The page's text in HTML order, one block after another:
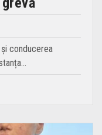
conducerea